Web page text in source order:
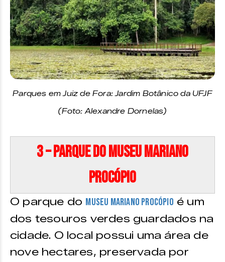
Parques em Juiz de Fora: Jardim Botânico da UFJF
(Foto: Alexandre Dornelas)
3 – Parque do Museu Mariano
Procópio
O parque do Museu Mariano Procópio é um
dos tesouros verdes guardados na
cidade. O local possui uma área de
nove hectares, preservada por